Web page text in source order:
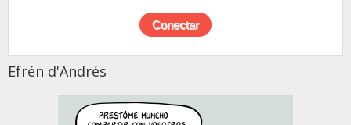
Efrén d'Andrés